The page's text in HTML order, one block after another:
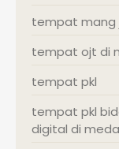
tempat mang
tempat ojt di
tempat pkl
tempat pkl
digital di